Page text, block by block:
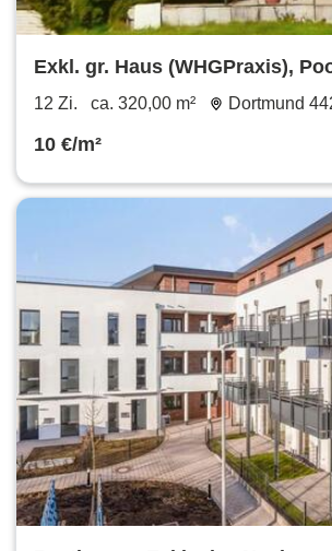
Exkl. gr. Haus (WHGPraxis),
Wintergarten in Dotmund
12 Zi. ca. 320,00 m² Dortmund
10 €/m²